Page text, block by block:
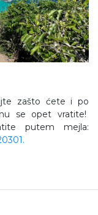
zašto ćete i po
se opet vratite!
putem mejla: